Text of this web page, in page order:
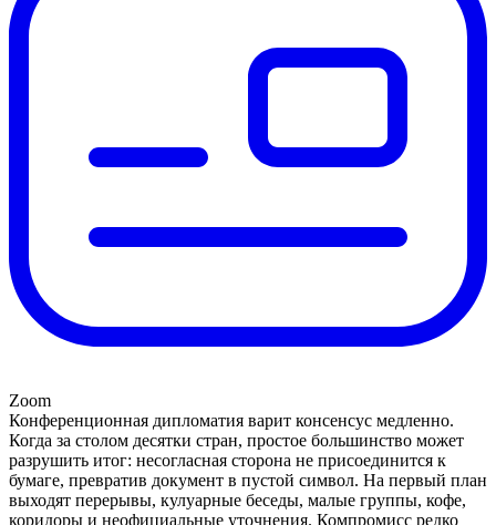
Zoom
Конференционная дипломатия варит консенсус медленно.
Когда за столом десятки стран, простое большинство может
разрушить итог: несогласная сторона не присоединится к
бумаге, превратив документ в пустой символ. На первый план
выходят перерывы, кулуарные беседы, малые группы, кофе,
коридоры и неофициальные уточнения. Компромисс редко